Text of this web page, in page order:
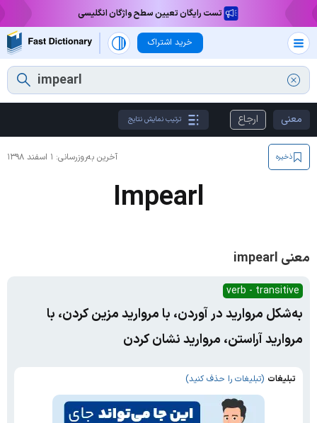
تست رایگان تعیین سطح واژگان انگلیسی
خرید اشتراک
معنی ارجاع ترتیب نمایش نتایج
آخرین به‌روزرسانی: ۱ اسفند ۱۳۹۸ ذخیره
Impearl
معنی impearl
verb - transitive
به‌شکل مروارید در آوردن، با مروارید مزین کردن، با
مروارید آراستن، مروارید نشان کردن
تبلیغات (تبلیغات را حذف کنید)